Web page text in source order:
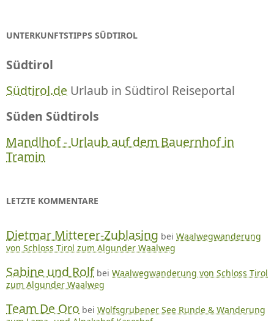
UNTERKUNFTSTIPPS SÜDTIROL
Südtirol
Südtirol.de Urlaub in Südtirol Reiseportal
Süden Südtirols
Mandlhof - Urlaub auf dem Bauernhof in
Tramin
LETZTE KOMMENTARE
Dietmar Mitterer-Zublasing bei Waalwegwanderung
von Schloss Tirol zum Algunder Waalweg
Sabine und Rolf bei Waalwegwanderung von Schloss Tirol
zum Algunder Waalweg
Team De Oro bei Wolfsgrubener See Runde & Wanderung